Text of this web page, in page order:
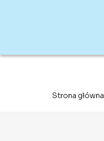
Strona główna